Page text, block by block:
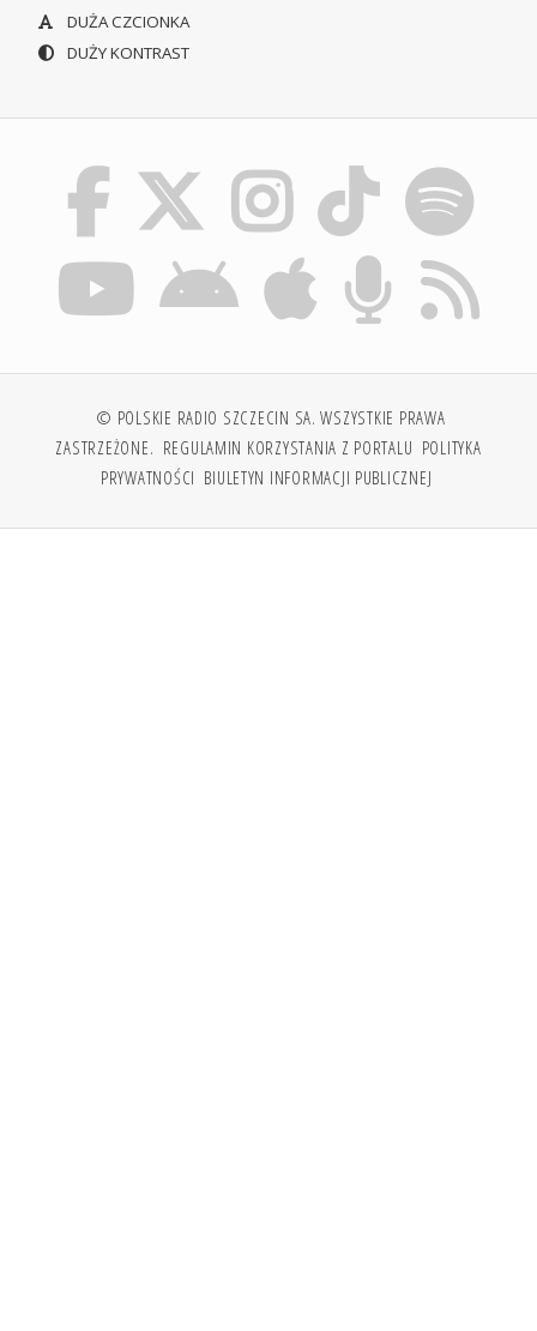
DUŻA CZCIONKA
DUŻY KONTRAST
© POLSKIE RADIO SZCZECIN SA. WSZYSTKIE PRAWA
ZASTRZEŻONE. REGULAMIN KORZYSTANIA Z PORTALU POLITYKA
PRYWATNOŚCI BIULETYN INFORMACJI PUBLICZNEJ